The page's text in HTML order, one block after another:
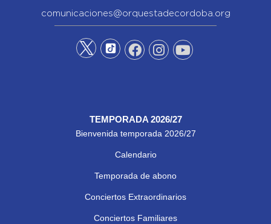
comunicaciones@orquestadecordoba.org
TEMPORADA 2026/27
Bienvenida temporada 2026/27
Calendario
Temporada de abono
Conciertos Extraordinarios
Conciertos Familiares